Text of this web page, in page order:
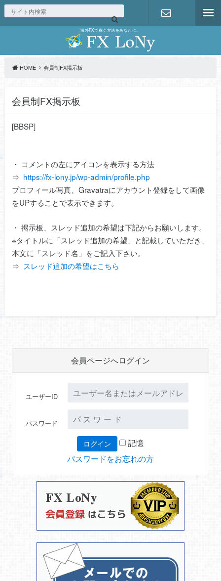
海外FXで稼ぐ方法をあなたに。
お問い合わ
HOME 会員制FX掲示板
会員制FX掲示板
[BBSP]
・ コメントの左にアイコンを表示する方法
⇒ https://fx-lony.jp/wp-admin/profile.php
プロフィール写真、Gravatraにアカウント登録をして画像
をUPすることで表示できます。
・ 掲示板、スレッド追加の希望は下記からお願いします。
※タイトルに「スレッド追加の希望」と記載していただき、
本文に「スレッド名」をご記入下さい。
⇒ スレッド追加の希望はこちら
会員ページへログイン
ユーザーID
パスワード
記憶
パスワードをお忘れの方